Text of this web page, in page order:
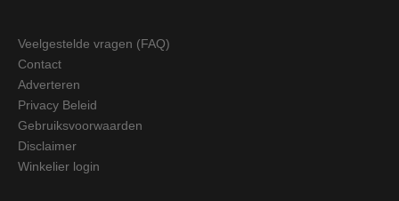
Veelgestelde vragen (FAQ)
Contact
Adverteren
Privacy Beleid
Gebruiksvoorwaarden
Disclaimer
Winkelier login